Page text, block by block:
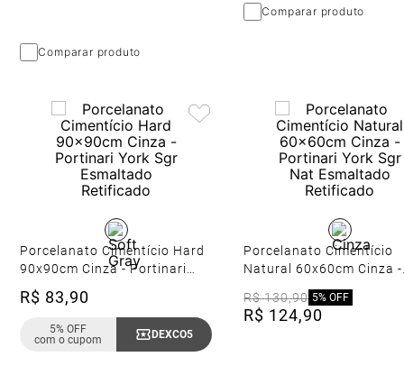
Comparar produto
Comparar produto
Porcelanato Cimentício Hard
90x90cm Cinza - Portinari
York Sgr Esmaltado
Retificado
R$ 83,90
5% OFF
com o cupom
DEXCO5
Porcelanato Cimentício
Natural 60x60cm Cinza -
Portinari York Sgr Nat
Esmaltado Retificado
R$ 130,90 5% OFF
R$ 124,90